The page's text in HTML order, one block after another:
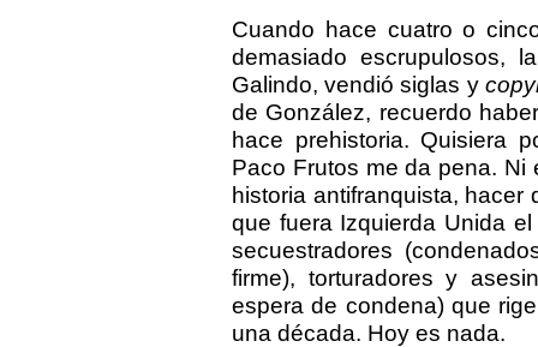
Cuando hace cuatro o
demasiado escrupulosos,
Galindo, vendió siglas y
de González, recuerdo
hace prehistoria. Quisiera
Paco Frutos me da pena.
historia antifranquista,
que fuera Izquierda Unida
secuestradores
firme), torturadores y
espera de condena) que
una década. Hoy es nada.